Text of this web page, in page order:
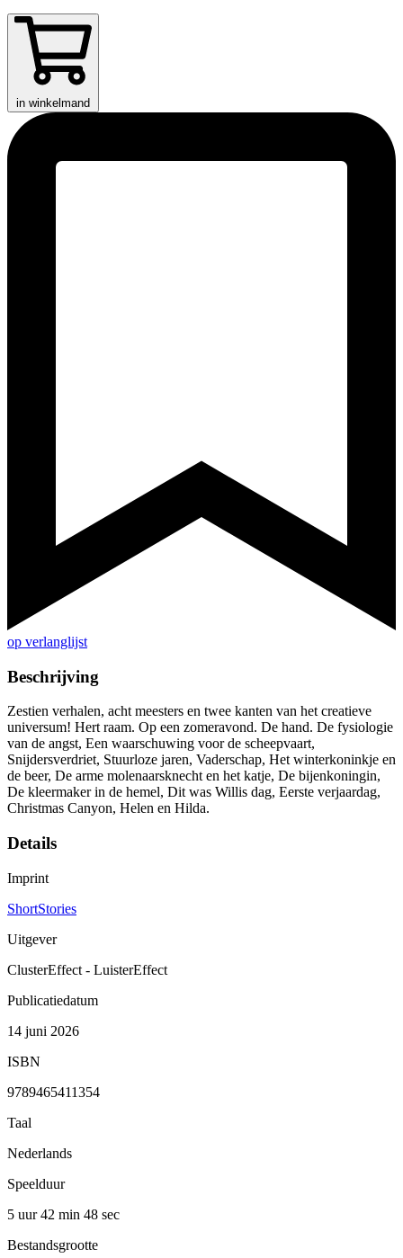
in winkelmand
op verlanglijst
Beschrijving
Zestien verhalen, acht meesters en twee kanten van het creatieve
universum! Hert raam. Op een zomeravond. De hand. De fysiologie
van de angst, Een waarschuwing voor de scheepvaart,
Snijdersverdriet, Stuurloze jaren, Vaderschap, Het winterkoninkje en
de beer, De arme molenaarsknecht en het katje, De bijenkoningin,
De kleermaker in de hemel, Dit was Willis dag, Eerste verjaardag,
Christmas Canyon, Helen en Hilda.
Details
Imprint
ShortStories
Uitgever
ClusterEffect - LuisterEffect
Publicatiedatum
14 juni 2026
ISBN
9789465411354
Taal
Nederlands
Speelduur
5 uur 42 min 48 sec
Bestandsgrootte